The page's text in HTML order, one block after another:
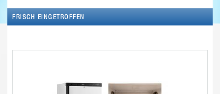
FRISCH EINGETROFFEN